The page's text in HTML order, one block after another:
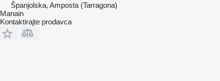
Španjolska, Amposta (Tarragona)
Manain
Kontaktirajte prodavca